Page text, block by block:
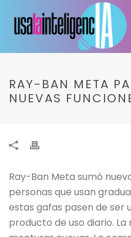
RAY-BAN META
NUEVAS
Ray-Ban Meta sumó
personas que usan
estas gafas pasen de ser
producto de uso diario.